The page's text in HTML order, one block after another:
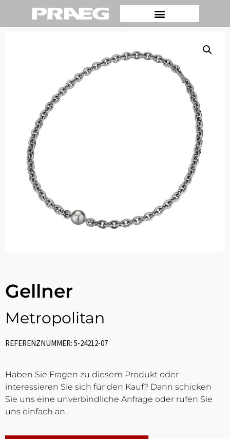
Gellner
Metropolitan
REFERENZNUMMER: 5-24212-07
Haben Sie Fragen zu diesem Produkt oder
interessieren Sie sich für den Kauf? Dann schicken
Sie uns eine unverbindliche Anfrage oder rufen Sie
uns einfach an.